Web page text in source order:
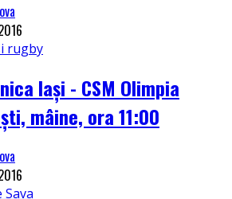
Iași - CSM Olimpia
mâine, ora 11:00